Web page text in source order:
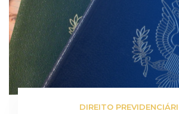
DIREITO